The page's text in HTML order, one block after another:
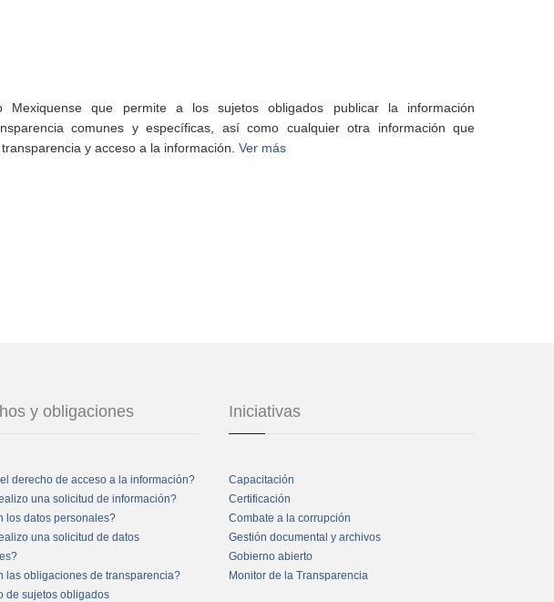
Mexiquense que permite a los sujetos obligados publicar la información
comunes y específicas, así como cualquier otra información que
y acceso a la información. Ver más
y obligaciones
derecho de acceso a la información?
una solicitud de información?
los datos personales?
una solicitud de datos
las obligaciones de transparencia?
de sujetos obligados
Iniciativas
Capacitación
Certificación
Combate a la corrupción
Gestión documental y archivos
Gobierno abierto
Monitor de la Transparencia